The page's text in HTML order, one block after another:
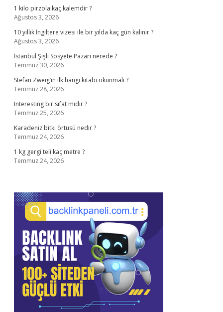
1 kilo pirzola kaç kalemdir ?
Ağustos 3, 2026
10 yıllık İngiltere vizesi ile bir yılda kaç gün kalınır ?
Ağustos 3, 2026
İstanbul Şişli Sosyete Pazarı nerede ?
Temmuz 30, 2026
Stefan Zweig’in ilk hangi kitabı okunmalı ?
Temmuz 28, 2026
Interesting bir sıfat mıdır ?
Temmuz 25, 2026
Karadeniz bitki örtüsü nedir ?
Temmuz 24, 2026
1 kg gergi teli kaç metre ?
Temmuz 24, 2026